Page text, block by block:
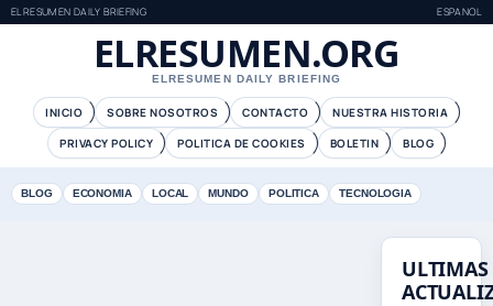
ELRESUMEN DAILY BRIEFING ESPANOL
ELRESUMEN.ORG
ELRESUMEN DAILY BRIEFING
INICIO SOBRE NOSOTROS CONTACTO
NUESTRA HISTORIA
PRIVACY POLICY
POLITICA DE COOKIES BOLETIN BLOG
BLOG ECONOMIA LOCAL MUNDO POLITICA TECNOLOGIA
ULTIMAS